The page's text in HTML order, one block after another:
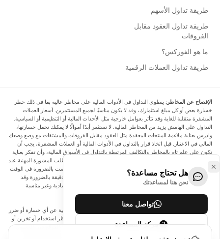
طريقة تداول الأسهم
طريقة تداول العقود مقابل
الفروقات
ما هو الفوركس؟
طريقة تداول العملات الرقمية
الإفصاح عن المخاطر: ينطوي التداول في الأدوات المالية على مخاطر عالية بما في ذلك خطر
خسارة بعض أو كل مبلغ استثمارك، وقد لا يكون مناسبًا لجميع المستثمرين. أسعار العملات
المشفرة متقلبة للغاية وقد تتأثر بعوامل خارجية مثل الأحداث المالية أو التنظيمية أو السياسية.
التداول على الهامش يزيد من المخاطر المالية. لا تستثمر أبدًا أموالًا لا يمكنك تحمل خسارتها،
وادرس بعناية ملاءمة المنتجات المعقدة مثل العقود مقابل الفروقات والمشتقات مع وضع وضعك
المالي في الاعتبار. قبل اتخاذ قرار بالتداول في الأدوات المالية أو العملات المشفرة، يجب أن
تكون على علم تام بالمخاطر والتكاليف المرتبطة بالتداول في الأسواق المالية، وأن تفكر بعناية
في أهدافك الاستثمارية ومستوى خبرتك ورغبتك في المخاطرة، وأن تطلب المشورة المهنية عند
الحاجة. تود Arincen أن تذكرك بأن البيانات الواردة في هذا الموقع ليست بالضرورة في الوقت
الفعلي وليست دقيقة. البيانات والأسعار الموجودة على الموقع ليست دقيقة بالضرورة وقد
تختلف عن السعر الفعلي في أي سوق معينة، مما يعني أن الأسعار إرشادية وغير مناسبة
لأغراض التداول.
لن يتحمل Arincen وأي مزود للبيانات الواردة في هذا الموقع المسؤولية عن أي خسارة أو ضرر
نتيجة لتداولك، أو اعتمادك على المعلومات الواردة في هذا الموقع. يحظر استخدام أو تخزين أو
إعادة إنتاج أو عرض أو تعديل أو نقل أو توزيع البيانات الموجودة في هذا الموقع دون الحصول
على إذن كتابي صريح مسبق من Arincen و/أو مزود البيانات. جميع حقوق الملكية الفكرية
هل تحتاج مساعدة؟
نحن هنا لمساعدتك
تواصل معنا
مركز المساعدة